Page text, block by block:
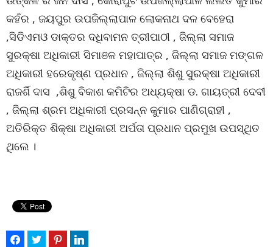
କହଁର , ଜୟପୁର ଉପଜିଲ୍ଲାପାଳ ଲୋକନାଥ ଦଳ ବେହେରା
,ସିଡିଏମଓ ଡାକ୍ତର ଦଧିବାମନ ତ୍ରୀପାଠୀ , ଜିଲ୍ଲା ସମାଜ
ସୁରକ୍ଷା ଅଧିକାରୀ ସିମାଞଳ ମହାପାତ୍ର , ଜିଲ୍ଲା ସମାଜ ମଙ୍ଗଳ
ଅଧିକାରୀ ହରେକୃଷ୍ଣ ପ୍ରଧାନ , ଜିଲ୍ଲା ଶିଶୁ ସୁରକ୍ଷା ଅଧିକାରୀ
ରାଜର୍ଶି ଦାସ ,ଶିଶୁ ବିକାଶ କମିଟିର ଅଧ୍ୟକ୍ଷା ଡ. ଗାୟତ୍ରୀ ଦେବୀ
, ଜିଲ୍ଲା ଶ୍ରମ ଅଧିକାରୀ ପ୍ରସନ୍ନ କୁମାର ପାଣିଗ୍ରାହୀ ,
ଅତିରିକ୍ତ ଶିକ୍ଷା ଅଧିକାରୀ ଅର୍ପତା ପ୍ରଧାନ ପ୍ରମୁଖ ଉପସ୍ଥିତ
ଥିଲେ ।